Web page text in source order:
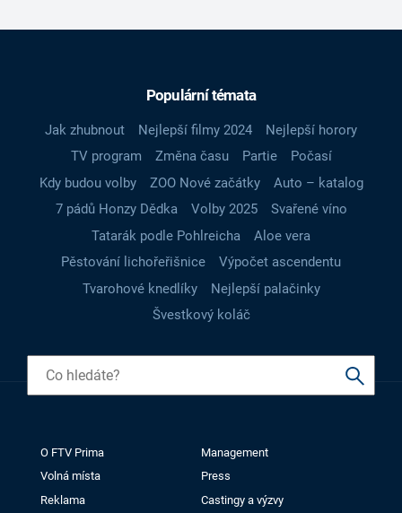
Populární témata
Jak zhubnout Nejlepší filmy 2024
Nejlepší horory
TV program
Změna času Partie
Počasí
Kdy budou volby
ZOO Nové začátky
Auto – katalog
7 pádů Honzy Dědka
Volby 2025
Svařené víno
Tatarák podle Pohlreicha
Aloe vera
Pěstování lichořeřišnice
Výpočet ascendentu
Tvarohové knedlíky
Nejlepší palačinky
Švestkový koláč
O FTV Prima
Management
Volná místa
Press
Reklama
Castingy a výzvy